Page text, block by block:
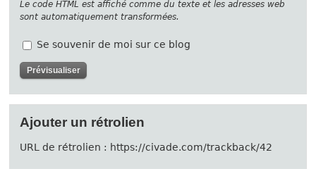
Le code HTML est affiché comme du texte et les adresses web
sont automatiquement transformées.
Se souvenir de moi sur ce blog
Ajouter un rétrolien
URL de rétrolien : https://civade.com/trackback/42